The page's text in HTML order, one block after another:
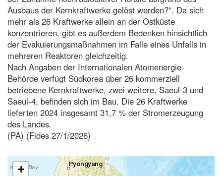
Ausbaus der Kernkraftwerke gelöst werden?“. Da sich
mehr als 26 Kraftwerke allein an der Ostküste
konzentrieren, gibt es außerdem Bedenken hinsichtlich
der Evakuierungsmaßnahmen im Falle eines Unfalls in
mehreren Reaktoren gleichzeitig.
Nach Angaben der Internationalen Atomenergie-
Behörde verfügt Südkorea über 26 kommerziell
betriebene Kernkraftwerke, zwei weitere, Saeul-3 und
Saeul-4, befinden sich im Bau. Die 26 Kraftwerke
lieferten 2024 insgesamt 31,7 % der Stromerzeugung
des Landes.
(PA) (Fides 27/1/2026)
+